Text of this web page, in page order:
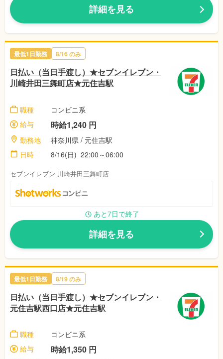
詳細を見る
最低1日勤務 8/16 のみ
日払い（当日手渡し）★セブンイレブン・
川崎井田三舞町店★元住吉駅
職種
コンビニ系
給与
時給1,240 円
勤務地
神奈川県 / 元住吉駅
日時
8/16(日) 22:00～06:00
セブンイレブン 川崎井田三舞町店
あと7日で終了
詳細を見る
最低1日勤務 8/19 のみ
日払い（当日手渡し）★セブンイレブン・
元住吉駅西口店★元住吉駅
職種
コンビニ系
給与
時給1,350 円